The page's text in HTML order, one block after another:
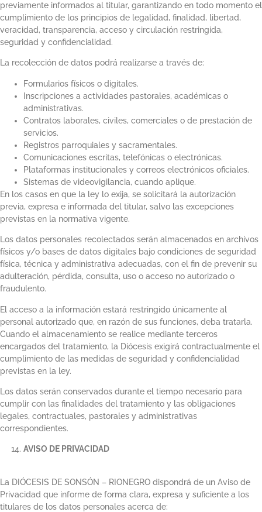
previamente informados al titular, garantizando en todo momento el
cumplimiento de los principios de legalidad, finalidad, libertad,
veracidad, transparencia, acceso y circulación restringida,
seguridad y confidencialidad.
La recolección de datos podrá realizarse a través de:
Formularios físicos o digitales.
Inscripciones a actividades pastorales, académicas o
administrativas.
Contratos laborales, civiles, comerciales o de prestación de
servicios.
Registros parroquiales y sacramentales.
Comunicaciones escritas, telefónicas o electrónicas.
Plataformas institucionales y correos electrónicos oficiales.
Sistemas de videovigilancia, cuando aplique.
En los casos en que la ley lo exija, se solicitará la autorización
previa, expresa e informada del titular, salvo las excepciones
previstas en la normativa vigente.
Los datos personales recolectados serán almacenados en archivos
físicos y/o bases de datos digitales bajo condiciones de seguridad
física, técnica y administrativa adecuadas, con el fin de prevenir su
adulteración, pérdida, consulta, uso o acceso no autorizado o
fraudulento.
El acceso a la información estará restringido únicamente al
personal autorizado que, en razón de sus funciones, deba tratarla.
Cuando el almacenamiento se realice mediante terceros
encargados del tratamiento, la Diócesis exigirá contractualmente el
cumplimiento de las medidas de seguridad y confidencialidad
previstas en la ley.
Los datos serán conservados durante el tiempo necesario para
cumplir con las finalidades del tratamiento y las obligaciones
legales, contractuales, pastorales y administrativas
correspondientes.
AVISO DE PRIVACIDAD
La DIÓCESIS DE SONSÓN – RIONEGRO dispondrá de un Aviso de
Privacidad que informe de forma clara, expresa y suficiente a los
titulares de los datos personales acerca de: